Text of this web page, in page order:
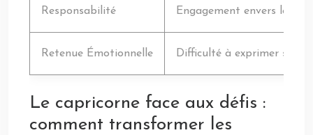
Responsabilité Engagement envers les
Retenue Émotionnelle Difficulté à exprimer ses
Le capricorne face aux défis :
comment transformer les